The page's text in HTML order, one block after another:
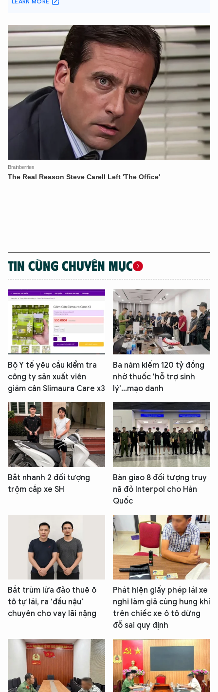
TIN CÙNG CHUYÊN MỤC
Bộ Y tế yêu cầu kiểm tra
công ty sản xuất viên
giảm cân Slimaura Care x3
Ba năm kiếm 120 tỷ đồng
nhờ thuốc 'hỗ trợ sinh
lý'...mạo danh
Bắt nhanh 2 đối tượng
trộm cắp xe SH
Bàn giao 8 đối tượng truy
nã đỏ Interpol cho Hàn
Quốc
Bắt trùm lừa đảo thuê ô
tô tự lái, ra ‘đầu nậu’
chuyên cho vay lãi nặng
Phát hiện giấy phép lái xe
nghi làm giả cùng hung khí
trên chiếc xe ô tô dừng
đỗ sai quy định